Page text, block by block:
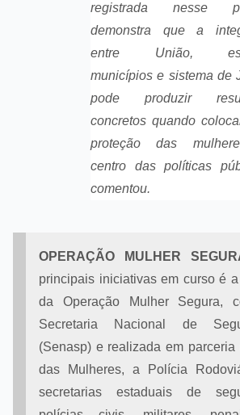
registrada nesse
demonstra que a
entre União,
municípios e sistema de
pode produzir
concretos quando
proteção das
centro das políticas
comentou.
OPERAÇÃO MULHER
principais iniciativas em curso é
da Operação Mulher Segura,
Secretaria Nacional de
(Senasp) e realizada em
das Mulheres, a Polícia
secretarias estaduais de